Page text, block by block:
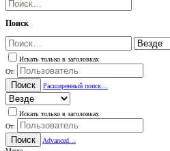
Поиск
Искать только в заголовках
От:
Поиск Расширенный поиск…
Искать только в заголовках
От:
Поиск
Advanced…